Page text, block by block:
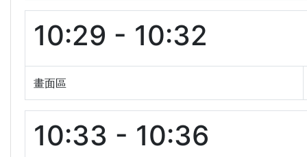
10:29 - 10:32
畫面區
10:33 - 10:36